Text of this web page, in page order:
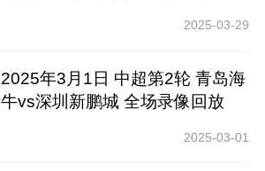
2025-03-29
2025年3月1日 中超第2轮 青岛海
牛vs深圳新鹏城 全场录像回放
2025-03-01